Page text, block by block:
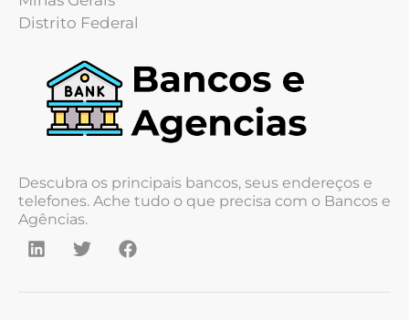
Distrito Federal
Descubra os principais bancos, seus endereços e
telefones. Ache tudo o que precisa com o Bancos e
Agências.